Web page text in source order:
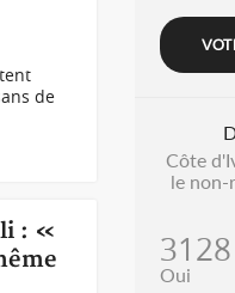
de
: «
Côte
le
3128
Oui